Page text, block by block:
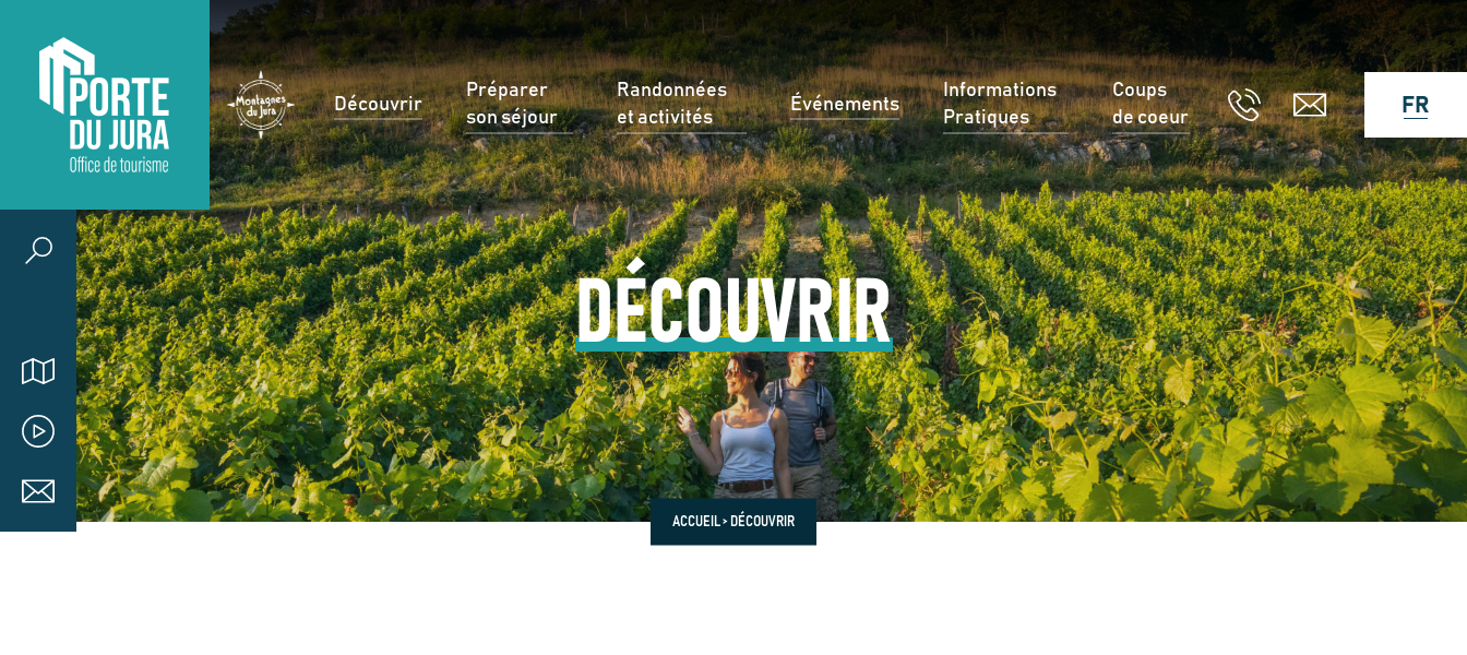
Découvrir
Préparer
son séjour
Randonnées
et activités
Événements
Informations
Pratiques
Coups
de coeur
FR
DÉCOUVRIR
ACCUEIL> DÉCOUVRIR